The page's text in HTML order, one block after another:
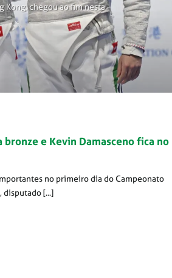
Kong, chegou ao fim nesta
bronze e Kevin Damasceno fica no
no primeiro dia do Campeonato
disputado [...]